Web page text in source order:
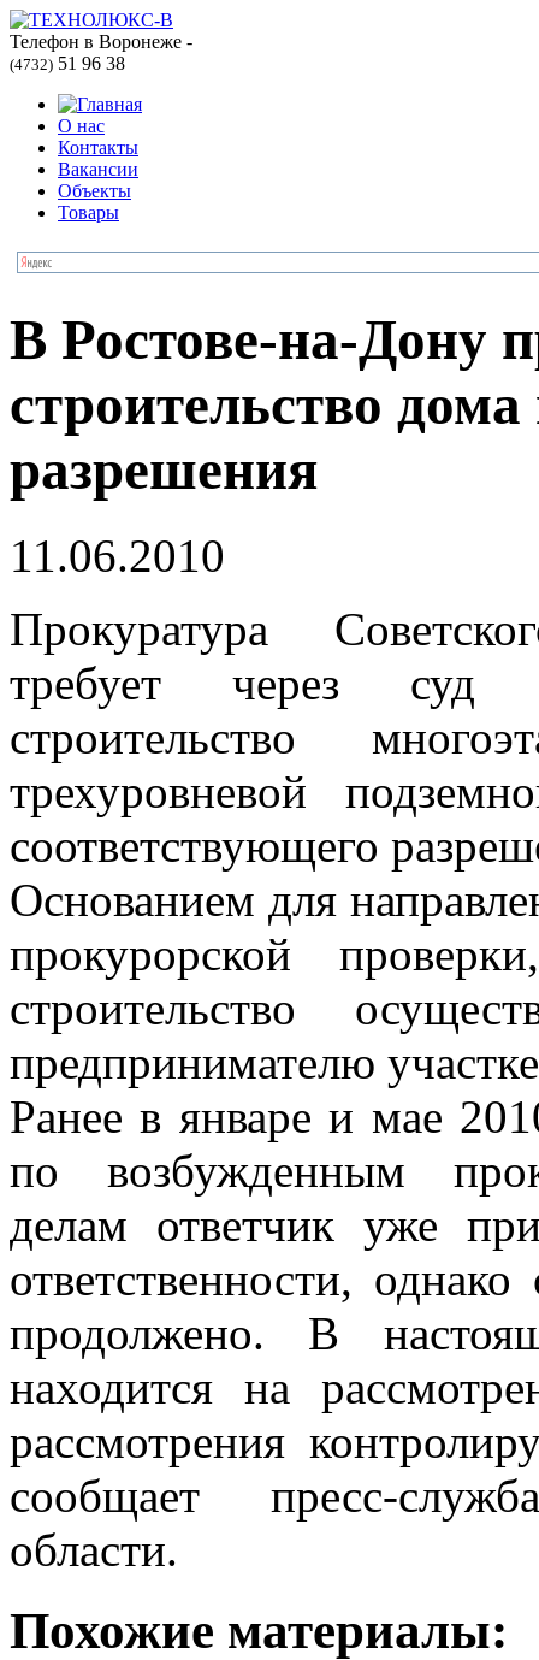
Телефон в Воронеже -
(4732) 51 96 38
О нас
Контакты
Вакансии
Объекты
Товары
В Ростове-на-Дону
строительство дома
разрешения
11.06.2010
Прокуратура
требует через суд
строительство
трехуровневой
соответствующего
Основанием для
прокурорской
строительство
предпринимателю
Ранее в январе и мае
по возбужденным
делам ответчик уже
ответственности,
продолжено. В
находится на
рассмотрения
сообщает пресс-
области.
Похожие материалы: